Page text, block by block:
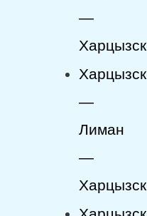
—
Харцызск
Харцызск
—
Лиман
—
Харцызск